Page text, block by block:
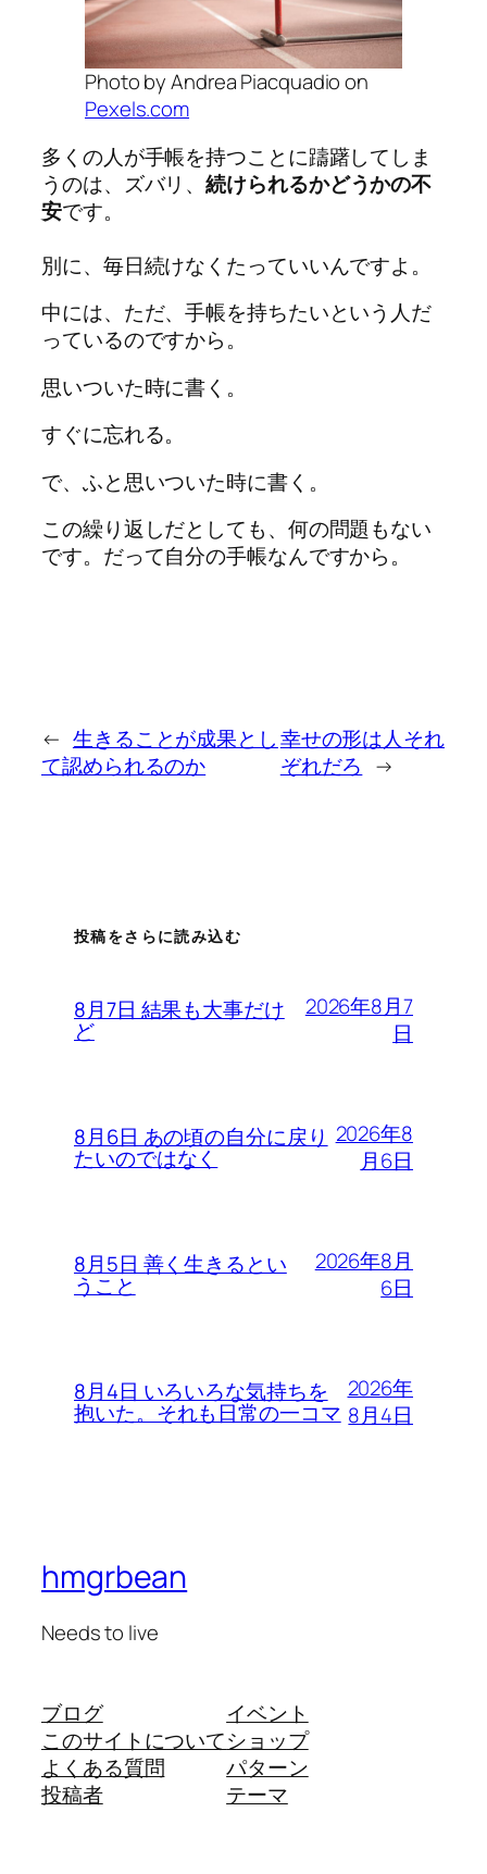
Photo by Andrea Piacquadio on
Pexels.com
多くの人が手帳を持つことに躊躇してしま
うのは、ズバリ、続けられるかどうかの不
安です。
別に、毎日続けなくたっていいんですよ。
中には、ただ、手帳を持ちたいという人だ
っているのですから。
思いついた時に書く。
すぐに忘れる。
で、ふと思いついた時に書く。
この繰り返しだとしても、何の問題もない
です。だって自分の手帳なんですから。
← 生きることが成果とし
て認められるのか
幸せの形は人それ
ぞれだろ →
投稿をさらに読み込む
8月7日 結果も大事だけ
ど
2026年8月7
日
8月6日 あの頃の自分に戻り
たいのではなく
2026年8
月6日
8月5日 善く生きるとい
うこと
2026年8月
6日
8月4日 いろいろな気持ちを
抱いた。それも日常の一コマ
2026年
8月4日
hmgrbean
Needs to live
ブログ
このサイトについて
よくある質問
投稿者
イベント
ショップ
パターン
テーマ